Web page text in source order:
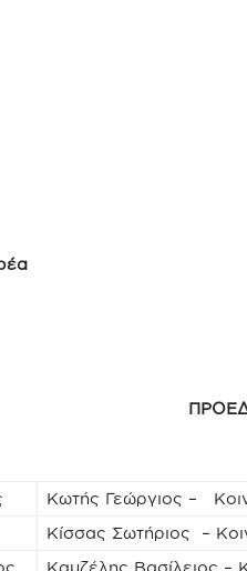
Κωτής Γεώργιος –
Κίσσας Σωτήριος –
Καμζέλης Βασίλειος –